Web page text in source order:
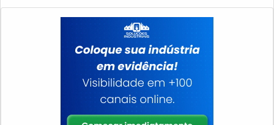
etiquetas bordadas e etiquetas adesivas sem impressão
com ótima qualidade e precisão.Se diferenciando dentro
de seu segmento, a empresa consegue também
proporcionar um atendimento cuidadoso e que busca a
satisfação do cliente. A Etiquetas Âncora é uma
empresa que tem sido apontada de forma positiva no
segmento pela seriedade e qualidade, que garantem a
melhor experiência para parceiros novos e
contínua e intermitente. Proporciona excelente
desempenho em altas temperaturas e contato direto
com resistências, reduzindo o desgaste e aumentando a
eficiência do processo.